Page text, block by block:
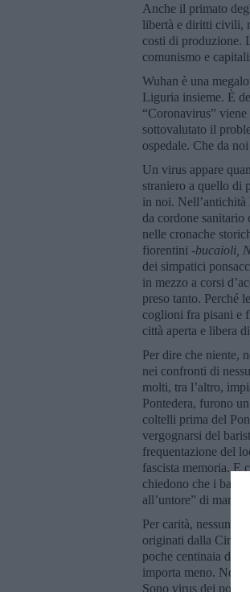
Anche il primato
libertà e diritti civili,
costi di produzione.
comunismo e
Wuhan è una
Liguria insieme. È
“Coronavirus”
sottovalutato il
ospedale. Che da
Un virus appare
straniero a quello di
in noi. Nell’antichità
da cordone
nelle cronache
fiorentini -bucaioli,
dei simpatici
in mezzo a corsi
preso tanto. Perché
coglioni fra pisani e
città aperta e libera
Per dire che niente,
nei confronti di
molti, tra l’altro,
Pontedera, furono
coltelli prima del
vergognarsi del
frequentazione del
fascista memoria. E
chiedono che i
all’untore” di
Per carità, nessuna
originati dalla Cina,
poche centinaia di
importa meno. Non
Sono virus dei